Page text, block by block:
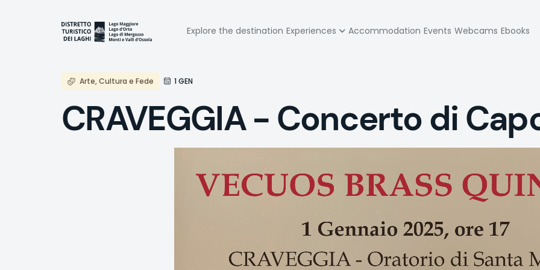
Navigazione
principale
Explore the destination Experiences Accommodation Events Webcams Ebooks
Arte, Cultura e Fede 1 GEN
CRAVEGGIA - Concerto di